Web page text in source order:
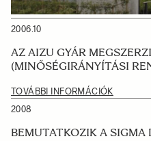
2006.10
AZ AIZU GYÁR
(MINŐSÉGIRÁNYÍTÁSI
TOVÁBBI INFORMÁCIÓK
2008
BEMUTATKOZIK A SIGMA